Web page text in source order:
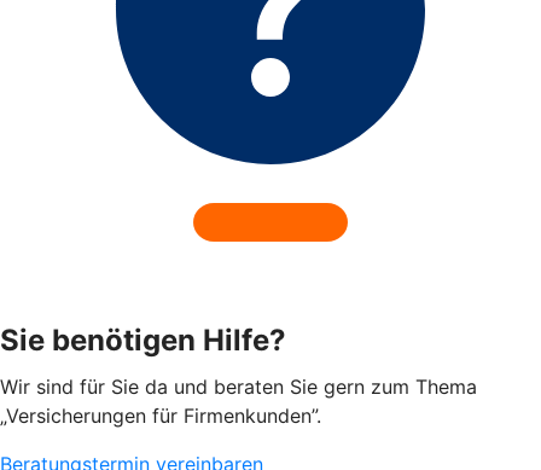
Sie benötigen Hilfe?
Wir sind für Sie da und beraten Sie gern zum Thema
„Versicherungen für Firmenkunden”.
Beratungstermin vereinbaren